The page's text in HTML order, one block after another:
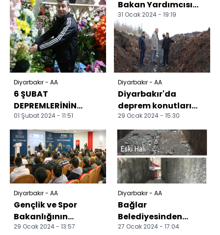
Diyarbakır - AA
6 ŞUBAT
DEPREMLERİNİN
BİRİNCİ YILI -
KOSGEB'in faizsiz ve
22 ay geri ödemes...
01 Şubat 2024 - 11:51
Bakan Yardımcısı
Enes Eminoğlu
Diyarbakır'da
gençlerle bulu...
31 Ocak 2024 - 19:19
Diyarbakır - AA
Diyarbakır'da
deprem konutları
içme suyu projesinde
çalışmalar sürüyor
29 Ocak 2024 - 15:30
Diyarbakır - AA
Gençlik ve Spor
Bakanlığının
Diyarbakır'daki
29 Ocak 2024 - 13:57
Diyarbakır - AA
Bağlar
Belediyesinden
temizlik çalışması
27 Ocak 2024 - 17:04